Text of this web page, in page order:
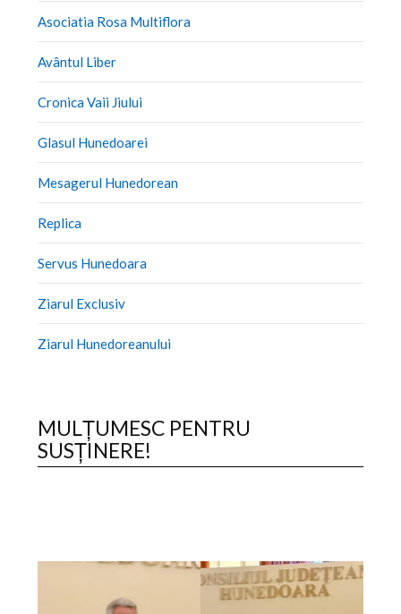
Asociatia Rosa Multiflora
Avântul Liber
Cronica Vaii Jiului
Glasul Hunedoarei
Mesagerul Hunedorean
Replica
Servus Hunedoara
Ziarul Exclusiv
Ziarul Hunedoreanului
MULȚUMESC PENTRU
SUSȚINERE!